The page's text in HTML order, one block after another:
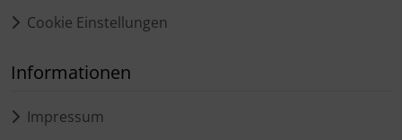
Cookie Einstellungen
Informationen
Impressum